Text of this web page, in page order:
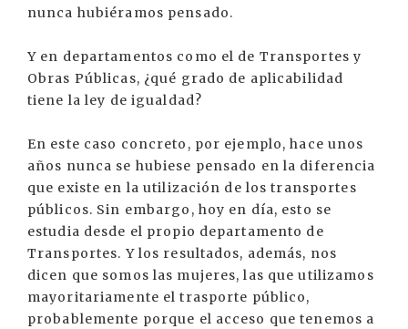
nunca hubiéramos pensado.
Y en departamentos como el de Transportes y
Obras Públicas, ¿qué grado de aplicabilidad
tiene la ley de igualdad?
En este caso concreto, por ejemplo, hace unos
años nunca se hubiese pensado en la diferencia
que existe en la utilización de los transportes
públicos. Sin embargo, hoy en día, esto se
estudia desde el propio departamento de
Transportes. Y los resultados, además, nos
dicen que somos las mujeres, las que utilizamos
mayoritariamente el trasporte público,
probablemente porque el acceso que tenemos a